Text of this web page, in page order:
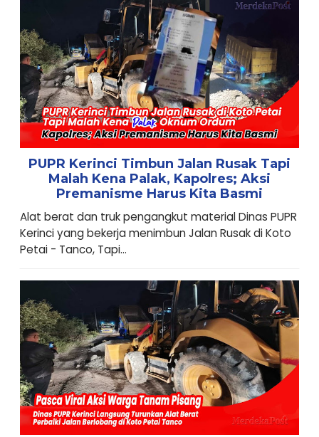
PUPR Kerinci Timbun Jalan Rusak Tapi
Malah Kena Palak, Kapolres; Aksi
Premanisme Harus Kita Basmi
Alat berat dan truk pengangkut material Dinas PUPR
Kerinci yang bekerja menimbun Jalan Rusak di Koto
Petai - Tanco, Tapi...